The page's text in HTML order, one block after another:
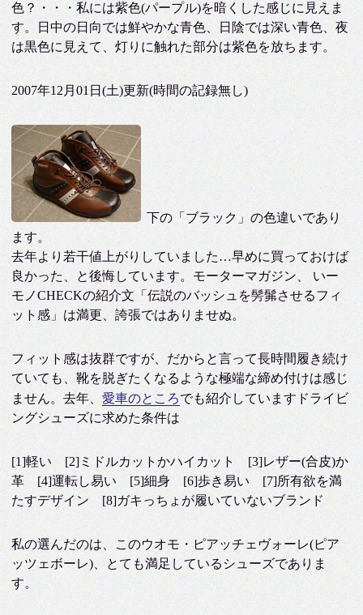
色？・・・私には紫色(パープル)を暗くした感じに見えま
す。日中の日向では鮮やかな青色、日陰では深い青色、夜
は黒色に見えて、灯りに触れた部分は紫色を放ちます。
2007年12月01日(土)更新(時間の記録無し)
下の「ブラック」の色違いであり
ます。
去年より若干値上がりしていました…早めに買っておけば
良かった、と後悔しています。モーターマガジン、 いー
モノCHECKの紹介文「伝説のバッシュを髣髴させるフィ
ット感」は満更、誇張ではありませぬ。
フィット感は抜群ですが、だからと言って長時間履き続け
ていても、靴を脱ぎたくなるような極端な締め付けは感じ
ません。去年、愛車のところでも紹介していますドライビ
ングシューズに求めた条件は
[1]軽い [2]ミドルカットかハイカット [3]レザー(合皮)か
革 [4]運転し易い [5]細身 [6]歩き易い [7]所有欲を満
たすデザイン [8]ガキっちょが履いていないブランド
私の選んだのは、このウオモ・ピアッチェヴォーレ(ピア
ッツェボーレ)、とても満足しているシューズでありま
す。